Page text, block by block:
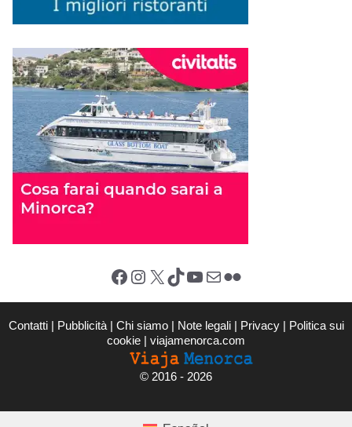
Facebook Instagram X (Twitter) TikTok YouTube Email Flickr
Contatti | Pubblicità | Chi siamo | Note legali | Privacy | Politica sui
cookie | viajamenorca.com
© 2016 - 2026